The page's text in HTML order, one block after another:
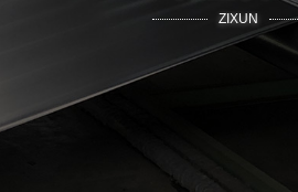
ZIXUN